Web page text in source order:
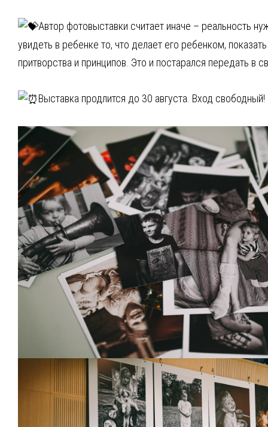
Автор фотовыставки считает иначе – реальность
увидеть в ребенке то, что делает его ребенком,
притворства и принципов. Это и постарался передать в
Выставка продлится до 30 августа. Вход свободный!